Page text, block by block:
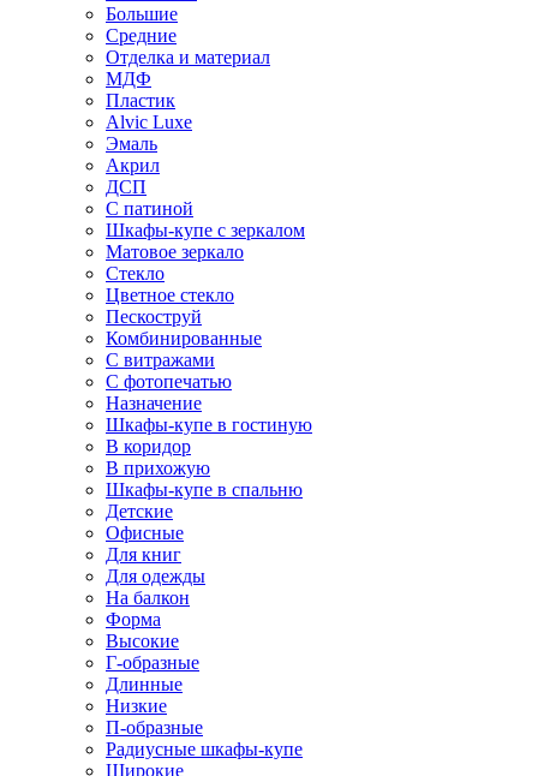
Большие
Средние
Отделка и материал
МДФ
Пластик
Alvic Luxe
Эмаль
Акрил
ДСП
С патиной
Шкафы-купе с зеркалом
Матовое зеркало
Стекло
Цветное стекло
Пескоструй
Комбинированные
С витражами
С фотопечатью
Назначение
Шкафы-купе в гостиную
В коридор
В прихожую
Шкафы-купе в спальню
Детские
Офисные
Для книг
Для одежды
На балкон
Форма
Высокие
Г-образные
Длинные
Низкие
П-образные
Радиусные шкафы-купе
Широкие